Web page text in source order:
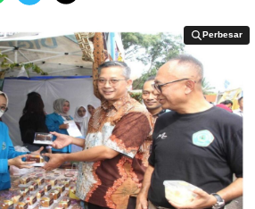
Perbesar
Perbesar